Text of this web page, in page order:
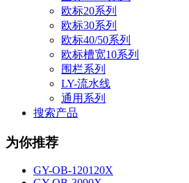
欧标20系列
欧标30系列
欧标40/50系列
欧标槽宽10系列
围栏系列
LY-流水线
通用系列
搜索产品
为你推荐
GY-OB-120120X